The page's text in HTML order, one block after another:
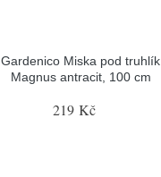
Gardenico Miska pod truhlík
Magnus antracit, 100 cm
219 Kč